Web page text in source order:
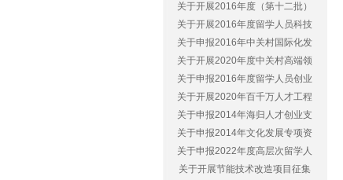
关于开展2016年度（第十二批）
关于开展2016年度留学人员科技
关于申报2016年中关村国际化发
关于开展2020年度中关村高端领
关于申报2016年度留学人员创业
关于开展2020年百千万人才工程
关于申报2014年海归人才创业支
关于申报2014年文化发展专项资
关于申报2022年度高层次留学人
关于开展节能技术改造项目征集